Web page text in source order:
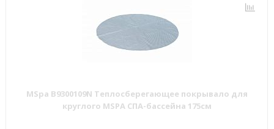
MSpa B9300109N Теплосберегающее покрывало для
круглого MSPA СПА-бассейна 175см